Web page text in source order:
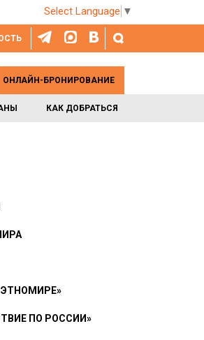
Select Language ▼
КАК ДОБРАТЬСЯ
ОНЛАЙН-БРОНИРОВАНИЕ
ЭТНОМИРЕ»
ПО РОССИИ»